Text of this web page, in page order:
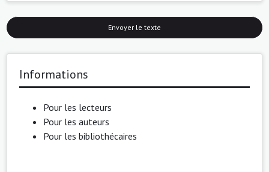
Envoyer le texte
Informations
Pour les lecteurs
Pour les auteurs
Pour les bibliothécaires